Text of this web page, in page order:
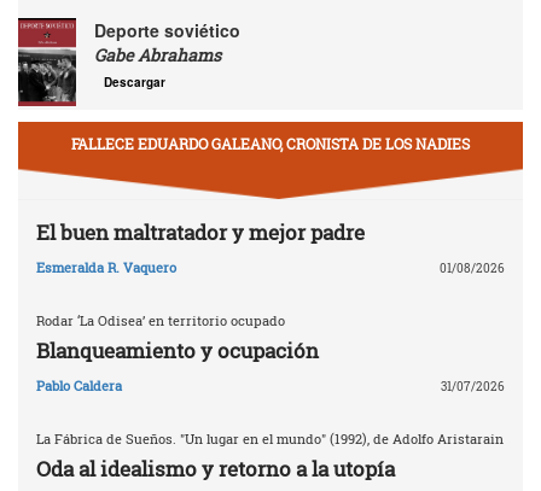
Deporte soviético
Gabe Abrahams
Descargar
FALLECE EDUARDO GALEANO, CRONISTA DE LOS NADIES
El buen maltratador y mejor padre
Esmeralda R. Vaquero 01/08/2026
Rodar ‘La Odisea’ en territorio ocupado
Blanqueamiento y ocupación
Pablo Caldera 31/07/2026
La Fábrica de Sueños. "Un lugar en el mundo" (1992), de Adolfo Aristarain
Oda al idealismo y retorno a la utopía